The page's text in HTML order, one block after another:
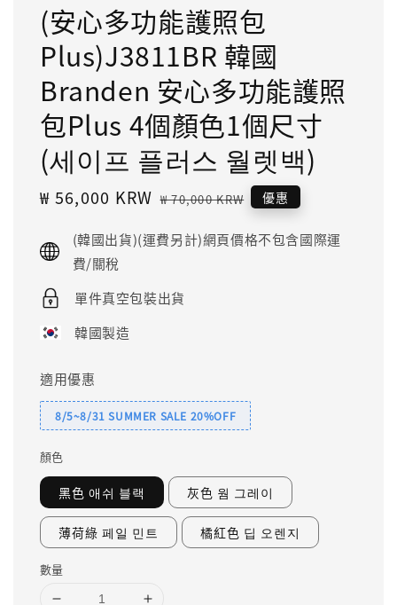
(安心多功能護照包
Plus)J3811BR 韓國
Branden 安心多功能護照
包Plus 4個顏色1個尺寸
(세이프 플러스 월렛백)
Sale
₩ 56,000 KRW Regular
₩ 70,000 KRW 優惠
(韓國出貨)(運費另計)網頁價格不包含國際運
費/關稅
單件真空包裝出貨
韓國製造
適用優惠
8/5~8/31 SUMMER SALE 20%OFF
顏色
黑色 애쉬 블랙 灰色 웜 그레이
薄荷綠 페일 민트 橘紅色 딥 오렌지
數量